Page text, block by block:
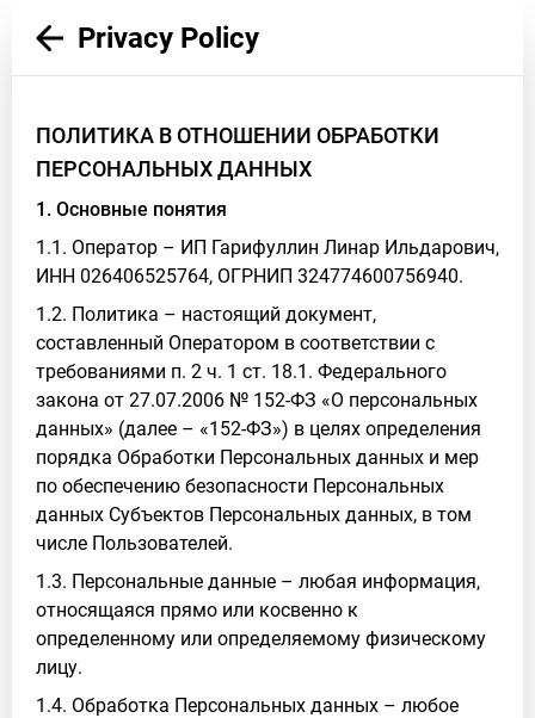
Privacy Policy
ПОЛИТИКА В ОТНОШЕНИИ ОБРАБОТКИ
ПЕРСОНАЛЬНЫХ ДАННЫХ
1. Основные понятия
1.1. Оператор – ИП Гарифуллин Линар Ильдарович,
ИНН 026406525764, ОГРНИП 324774600756940.
1.2. Политика – настоящий документ,
составленный Оператором в соответствии с
требованиями п. 2 ч. 1 ст. 18.1. Федерального
закона от 27.07.2006 № 152-ФЗ «О персональных
данных» (далее – «152-ФЗ») в целях определения
порядка Обработки Персональных данных и мер
по обеспечению безопасности Персональных
данных Субъектов Персональных данных, в том
числе Пользователей.
1.3. Персональные данные – любая информация,
относящаяся прямо или косвенно к
определенному или определяемому физическому
лицу.
1.4. Обработка Персональных данных – любое